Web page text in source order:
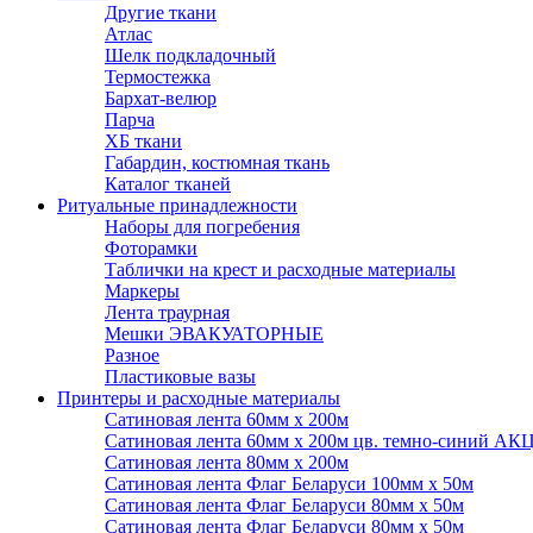
Другие ткани
Атлас
Шелк подкладочный
Термостежка
Бархат-велюр
Парча
ХБ ткани
Габардин, костюмная ткань
Каталог тканей
Ритуальные принадлежности
Наборы для погребения
Фоторамки
Таблички на крест и расходные материалы
Маркеры
Лента траурная
Мешки ЭВАКУАТОРНЫЕ
Разное
Пластиковые вазы
Принтеры и расходные материалы
Сатиновая лента 60мм х 200м
Сатиновая лента 60мм х 200м цв. темно-синий
Сатиновая лента 80мм х 200м
Сатиновая лента Флаг Беларуси 100мм х 50м
Сатиновая лента Флаг Беларуси 80мм х 50м
Сатиновая лента Флаг Беларуси 80мм х 50м